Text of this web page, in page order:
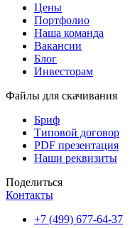
Цены
Портфолио
Наша команда
Вакансии
Блог
Инвесторам
Файлы для скачивания
Бриф
Типовой договор
PDF презентация
Наши реквизиты
Поделиться
Контакты
+7 (499) 677-64-37